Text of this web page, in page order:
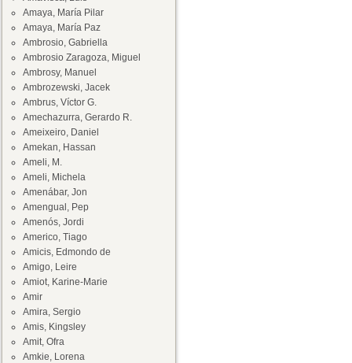
Amaya, María Pilar
Amaya, María Paz
Ambrosio, Gabriella
Ambrosio Zaragoza, Miguel
Ambrosy, Manuel
Ambrozewski, Jacek
Ambrus, Víctor G.
Amechazurra, Gerardo R.
Ameixeiro, Daniel
Amekan, Hassan
Ameli, M.
Ameli, Michela
Amenábar, Jon
Amengual, Pep
Amenós, Jordi
Americo, Tiago
Amicis, Edmondo de
Amigo, Leire
Amiot, Karine-Marie
Amir
Amira, Sergio
Amis, Kingsley
Amit, Ofra
Amkie, Lorena